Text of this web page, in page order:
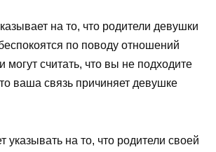
на то, что родители девушки
по поводу отношений
считать, что вы не подходите
ваша связь причиняет девушке
указывать на то, что родители своей